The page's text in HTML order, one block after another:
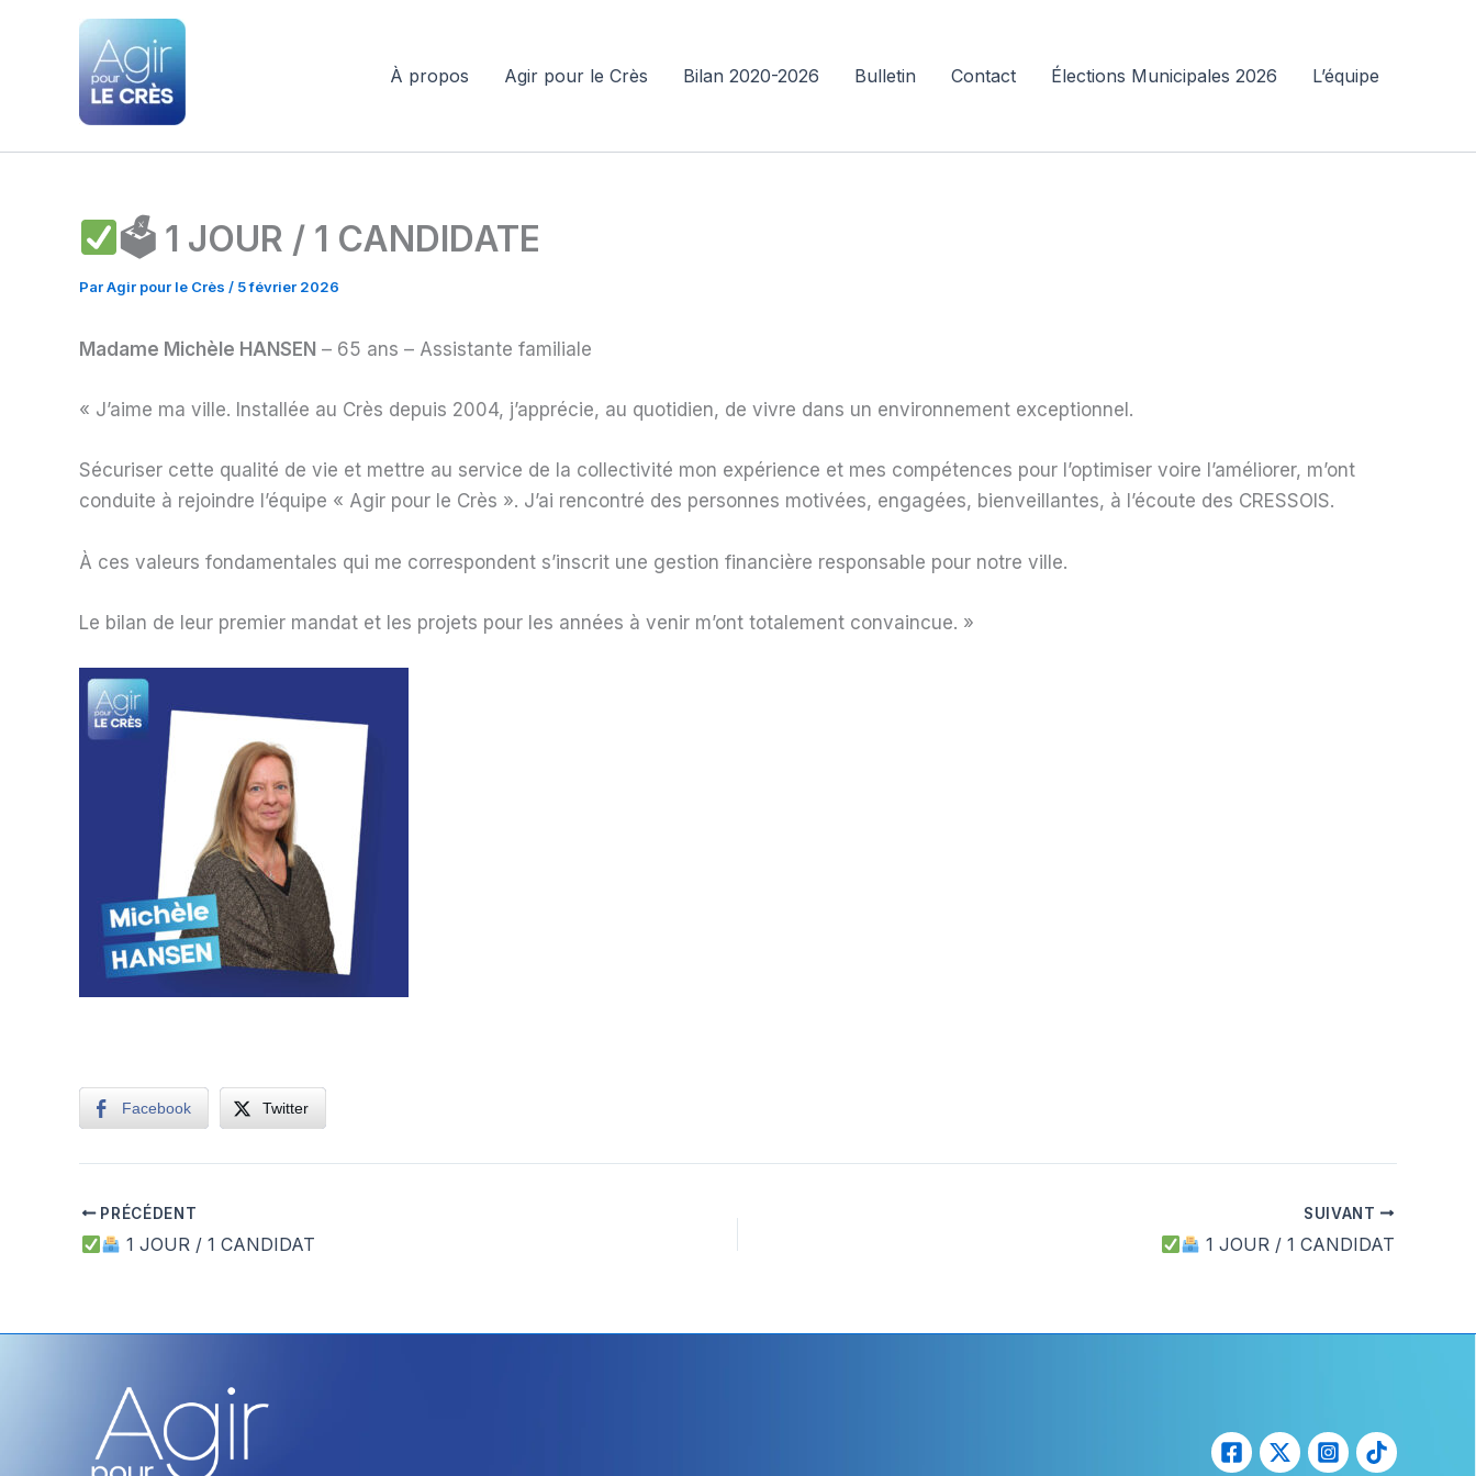
À propos Agir pour le Crès Bilan 2020-2026 Bulletin Contact Élections Municipales 2026 L’équipe
🗳 1 JOUR / 1 CANDIDATE
ParAgir pour le Crès / 5 février 2026
Madame Michèle HANSEN – 65 ans – Assistante familiale
« J’aime ma ville. Installée au Crès depuis 2004, j’apprécie, au quotidien, de vivre dans un environnement exceptionnel.
Sécuriser cette qualité de vie et mettre au service de la collectivité mon expérience et mes compétences pour l’optimiser voire l’améliorer, m’ont
conduite à rejoindre l’équipe « Agir pour le Crès ». J’ai rencontré des personnes motivées, engagées, bienveillantes, à l’écoute des CRESSOIS.
À ces valeurs fondamentales qui me correspondent s’inscrit une gestion financière responsable pour notre ville.
Le bilan de leur premier mandat et les projets pour les années à venir m’ont totalement convaincue. »
Facebook Twitter
PRÉCÉDENT
1 JOUR / 1 CANDIDAT
SUIVANT
1 JOUR / 1 CANDIDAT